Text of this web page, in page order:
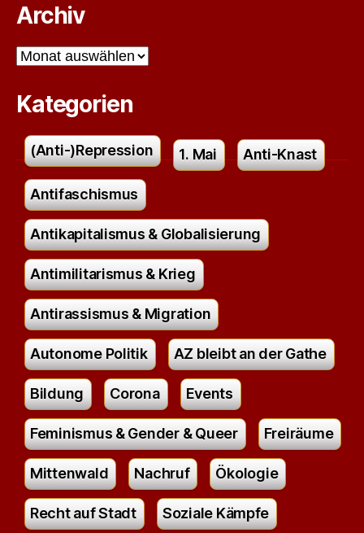
Archiv
Archiv
Kategorien
(Anti-)Repression 1. Mai Anti-Knast
Antifaschismus
Antikapitalismus & Globalisierung
Antimilitarismus & Krieg
Antirassismus & Migration
Autonome Politik AZ bleibt an der Gathe
Bildung Corona Events
Feminismus & Gender & Queer Freiräume
Mittenwald Nachruf Ökologie
Recht auf Stadt Soziale Kämpfe